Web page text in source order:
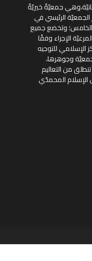
اللبنانيّة،وهي جمعيّةٌ خيريّةٌ
الرئيسي في
الخامس؛ وتخضع جميع
الإجراء وفقًا
الإسلامي للتوجيه
وجوهرها،
من التعاليم
المحمدّي